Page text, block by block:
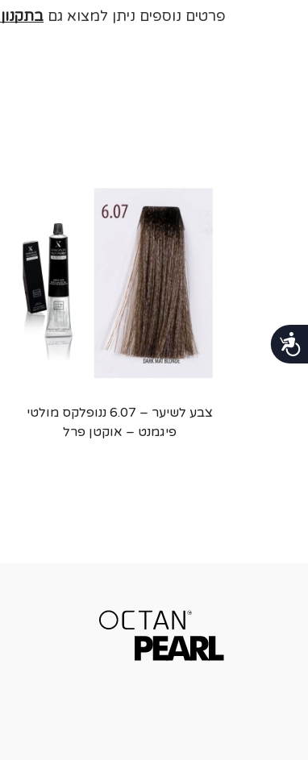
נגישות
פרטים נוספים ניתן למצוא גם
צבע לשיער – 6.07 ננופלקס מולטי
פיגמנט – אוקטן פרל